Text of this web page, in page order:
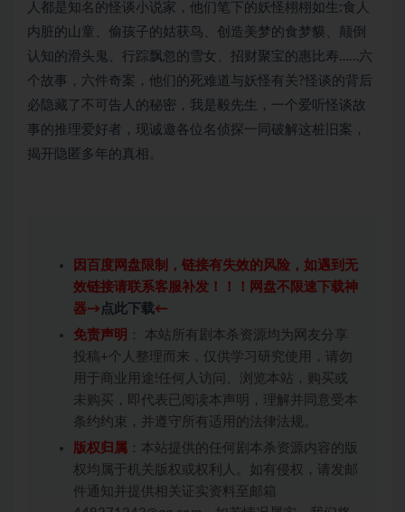
人都是知名的怪谈小说家，他们笔下的妖怪栩栩如生:食人
内脏的山童、偷孩子的姑获鸟、创造美梦的食梦貘、颠倒
认知的滑头鬼、行踪飘忽的雪女、招财聚宝的惠比寿……六
个故事，六件奇案，他们的死难道与妖怪有关?怪谈的背后
必隐藏了不可告人的秘密，我是毅先生，一个爱听怪谈故
事的推理爱好者，现诚邀各位名侦探一同破解这桩旧案，
揭开隐匿多年的真相。
因百度网盘限制，链接有失效的风险，如遇到无
效链接请联系客服补发！！！网盘不限速下载神
器→ 点此下载←
免责声明 ： 本站所有剧本杀资源均为网友分享
投稿+个人整理而来，仅供学习研究使用，请勿
用于商业用途!任何人访问、浏览本站，购买或
未购买，即代表已阅读本声明，理解并同意受本
条约约束，并遵守所有适用的法律法规。
版权归属 ：本站提供的任何剧本杀资源内容的版
权均属于机关版权或权利人。如有侵权，请发邮
件通知并提供相关证实资料至邮箱